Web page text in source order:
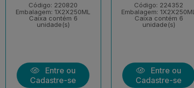
Código: 220820
Embalagem: 1X2X250ML
Caixa contém 6
unidade(s)
Entre ou
Cadastre-se
Código: 224352
Embalagem: 1X2X250ML
Caixa contém 6
unidade(s)
Entre ou
Cadastre-se